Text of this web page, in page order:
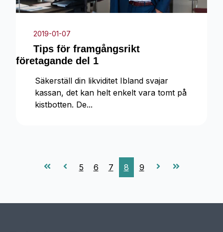
2019-01-07
Tips för framgångsrikt
företagande del 1
Säkerställ din likviditet Ibland svajar
kassan, det kan helt enkelt vara tomt på
kistbotten. De...
5 6 7 8 9